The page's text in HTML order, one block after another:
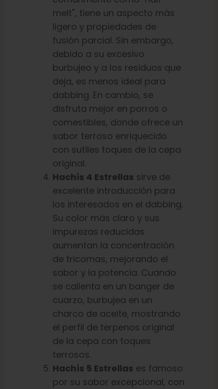
melt", tiene un aspecto más
ligero y propiedades de
fusión parcial. Sin embargo,
debido a su excesivo
burbujeo y a los residuos que
deja, es menos ideal para
dabbing. En cambio, se
disfruta mejor en porros o
comestibles, donde ofrece un
sabor terroso enriquecido
con sutiles toques de la cepa
original.
Hachís 4 Estrellas sirve de
excelente introducción para
los interesados en el dabbing.
Su color más claro y sus
impurezas reducidas
aumentan la concentración
de tricomas, mejorando el
sabor y la potencia. Cuando
se calienta en un banger de
cuarzo, burbujea en un
charco de aceite, mostrando
el perfil de terpenos original
de la cepa con toques
terrosos.
Hachís 5 Estrellas es famoso
por su sabor excepcional, con